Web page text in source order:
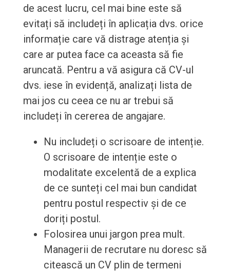
de acest lucru, cel mai bine este să
evitați să includeți în aplicația dvs. orice
informație care vă distrage atenția și
care ar putea face ca aceasta să fie
aruncată. Pentru a vă asigura că CV-ul
dvs. iese în evidență, analizați lista de
mai jos cu ceea ce nu ar trebui să
includeți în cererea de angajare.
Nu includeți o scrisoare de intenție.
O scrisoare de intenție este o
modalitate excelentă de a explica
de ce sunteți cel mai bun candidat
pentru postul respectiv și de ce
doriți postul.
Folosirea unui jargon prea mult.
Managerii de recrutare nu doresc să
citească un CV plin de termeni